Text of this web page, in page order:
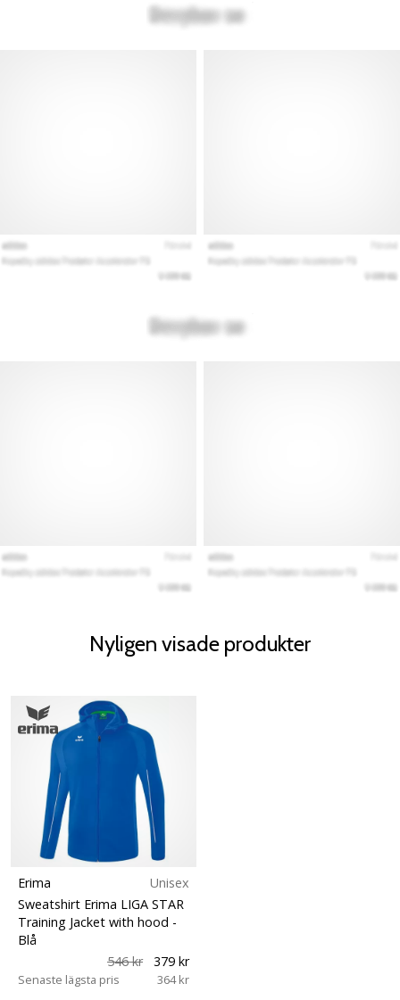
Nyligen visade produkter
Erima
Unisex
Sweatshirt Erima LIGA STAR
Training Jacket with hood -
Blå
546 kr
379 kr
Senaste lägsta pris 364 kr